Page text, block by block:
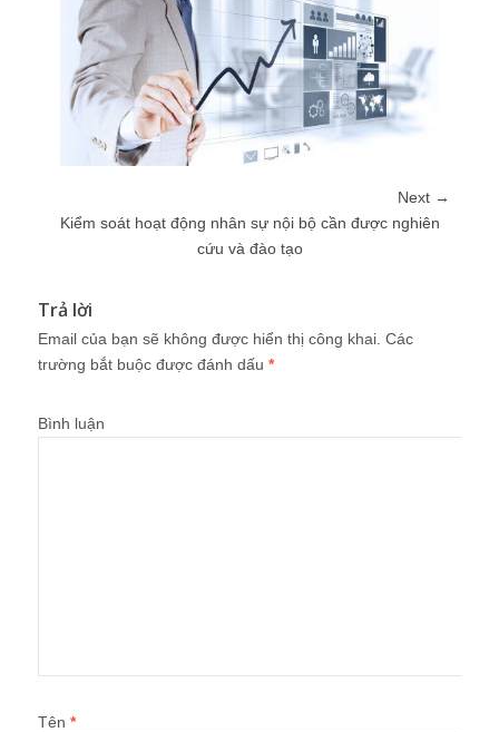
Next →
Kiểm soát hoạt động nhân sự nội bộ cần được nghiên
cứu và đào tạo
Trả lời
Email của bạn sẽ không được hiển thị công khai. Các
trường bắt buộc được đánh dấu *
Bình luận
Tên *